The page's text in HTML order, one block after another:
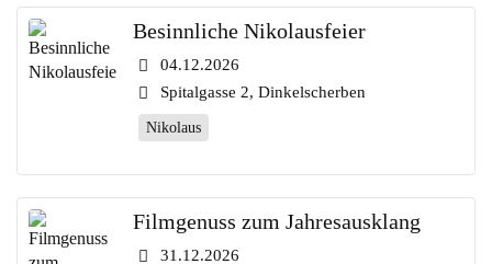
Besinnliche Nikolausfeier
04.12.2026
Spitalgasse 2, Dinkelscherben
Nikolaus
Filmgenuss zum Jahresausklang
31.12.2026